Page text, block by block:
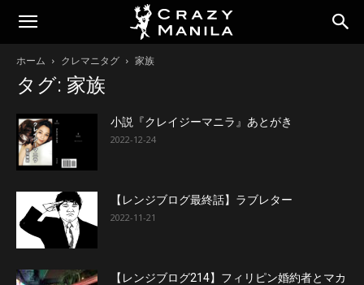
ホーム クレマニタグ 家族
タグ: 家族
小説『クレイジーマニラ』あとがき
2022-12-24
【レンジブログ最終話】ラブレター
2022-11-21
【レンジブログ214】フィリピン婚約者とマカ